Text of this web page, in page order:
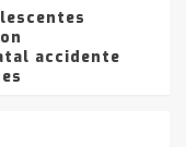
accidente